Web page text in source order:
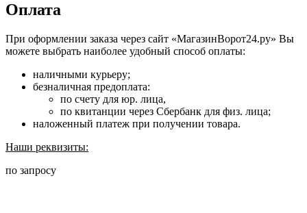
Оплата
При оформлении заказа через сайт «МагазинВорот24.ру» Вы
можете выбрать наиболее удобный способ оплаты:
наличными курьеру;
безналичная предоплата:
по счету для юр. лица,
по квитанции через Сбербанк для физ. лица;
наложенный платеж при получении товара.
Наши реквизиты:
по запросу